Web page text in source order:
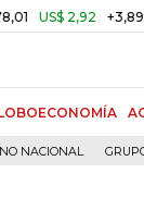
2,92 +3,89%
NACIONAL